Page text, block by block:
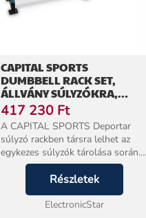
CAPITAL SPORTS
DUMBBELL RACK SET,
ÁLLVÁNY SÚLYZÓKRA,
KÉSZLET, 20 HELY, 10 X PÁR
SÚLYZÓ
417 230 Ft
A CAPITAL SPORTS Deportar
súlyzó rackben társra lelhet az
egykezes súlyzók tárolása során.
A súlyzótartó kizárólag acélból
készült és nagyon stabil, nagy
mennyiségű nehéz súlyzó
tárolására is felkészü...
Részletek
ElectronicStar